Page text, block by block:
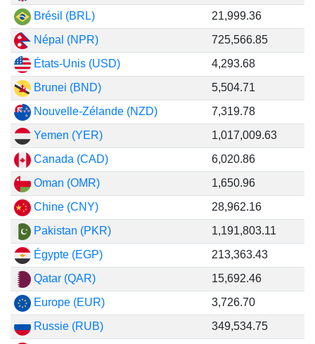
Brésil (BRL)
21,999.36
Népal (NPR)
725,566.85
États-Unis (USD)
4,293.68
Brunei (BND)
5,504.71
Nouvelle-Zélande (NZD)
7,319.78
Yemen (YER)
1,017,009.63
Canada (CAD)
6,020.86
Oman (OMR)
1,650.96
Chine (CNY)
28,962.16
Pakistan (PKR)
1,191,803.11
Égypte (EGP)
213,363.43
Qatar (QAR)
15,692.46
Europe (EUR)
3,726.70
Russie (RUB)
349,534.75